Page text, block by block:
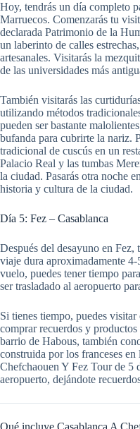
Hoy, tendrás un día completo
Marruecos. Comenzarás tu
declarada Patrimonio de la
un laberinto de calles
artesanales. Visitarás la
de las universidades más
También visitarás las
utilizando métodos
pueden ser bastante
bufanda para cubrirte la nariz.
tradicional de cuscús en un
Palacio Real y las tumbas
la ciudad. Pasarás otra noche
historia y cultura de la ciudad.
Día 5: Fez – Casablanca
Después del desayuno en Fez,
viaje dura aproximadamente
vuelo, puedes tener tiempo
ser trasladado al aeropuerto
Si tienes tiempo, puedes
comprar recuerdos y
barrio de Habous, también
construida por los franceses
Chefchaouen Y Fez Tour de 5
aeropuerto, dejándote